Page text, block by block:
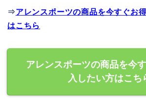
⇒アレンスポーツの商品を今すぐお
はこちら
アレンスポーツの商品を今
入したい方はこち